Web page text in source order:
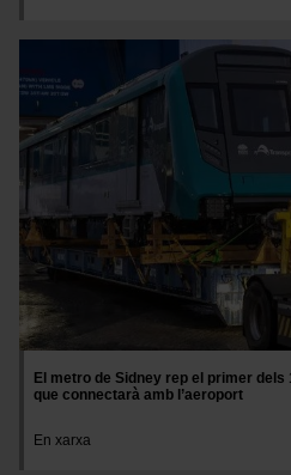
El metro de Sidney rep el primer
que connectarà amb l’aeroport
En xarxa